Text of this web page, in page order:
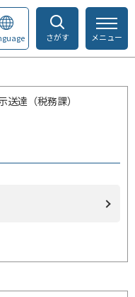
さがす メニュー
送達（税務課）